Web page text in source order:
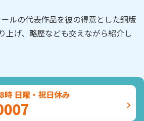
ルの代表作品を彼の得意とした銅版
上げ、略歴なども交えながら紹介し
日曜・祝日休み